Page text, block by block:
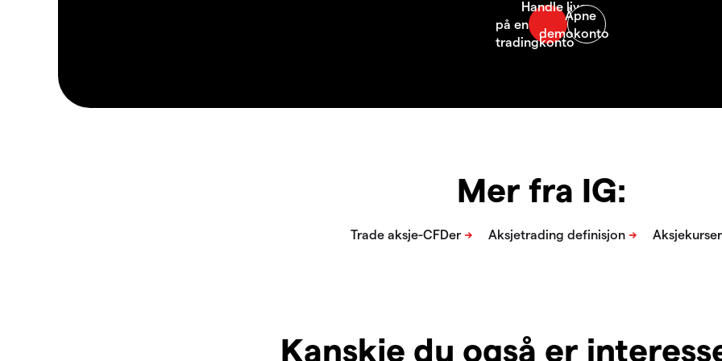
Mer fra IG:
Kanskje du også er